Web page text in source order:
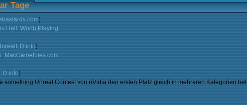
Tage
)
Hell , Worth Playing
)
, MacGameFiles.com
)
something Unreal Contest von nVidia den ersten Platz gleich in mehreren Kategorien